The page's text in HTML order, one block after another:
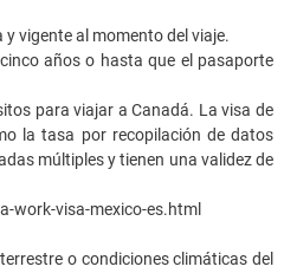
vigente al momento del viaje.
años o hasta que el pasaporte
para viajar a Canadá. La visa de
la tasa por recopilación de datos
múltiples y tienen una validez de
work-visa-mexico-es.html
o condiciones climáticas del